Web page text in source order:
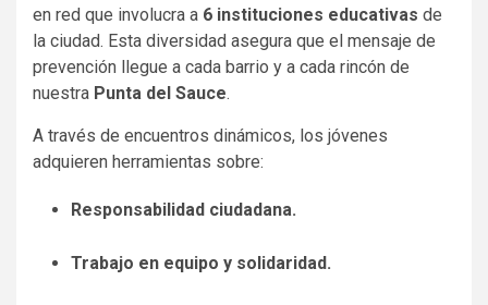
en red que involucra a 6 instituciones educativas de
la ciudad. Esta diversidad asegura que el mensaje de
prevención llegue a cada barrio y a cada rincón de
nuestra Punta del Sauce.
A través de encuentros dinámicos, los jóvenes
adquieren herramientas sobre:
Responsabilidad ciudadana.
Trabajo en equipo y solidaridad.